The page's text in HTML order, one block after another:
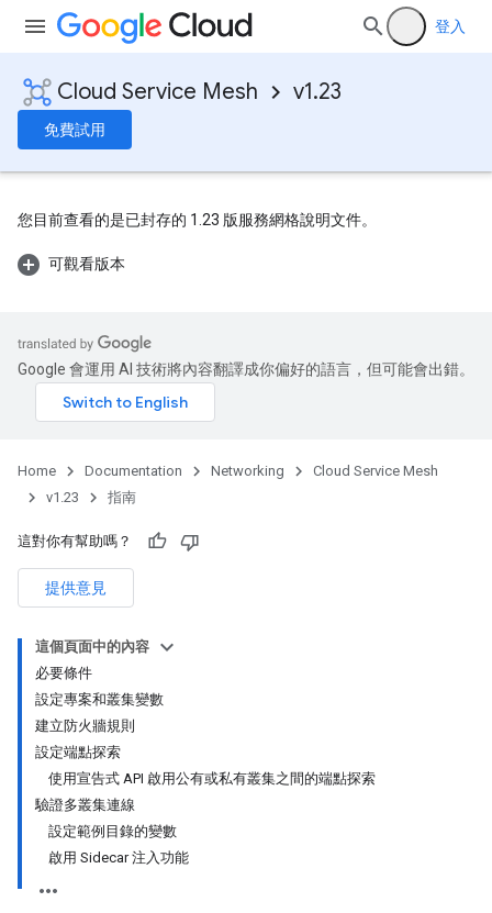
登入
Cloud Service Mesh v1.23
免費試用
您目前查看的是已封存的 1.23 版服務網格說明文件。
可觀看版本
Google 會運用 AI 技術將內容翻譯成你偏好的語言，但可能會出錯。
Home Documentation Networking
Cloud Service Mesh
v1.23
指南
這對你有幫助嗎？
提供意見
這個頁面中的內容
必要條件
設定專案和叢集變數
建立防火牆規則
設定端點探索
使用宣告式 API 啟用公有或私有叢集之間的端點探索
驗證多叢集連線
設定範例目錄的變數
啟用 Sidecar 注入功能